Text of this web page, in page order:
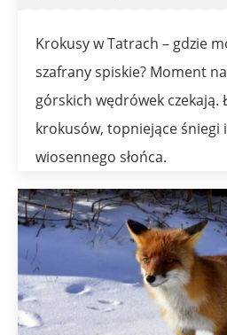
Krokusy w Tatrach – gdzie
szafrany spiskie? Moment
górskich wędrówek czekają.
krokusów, topniejące śniegi
wiosennego słońca.